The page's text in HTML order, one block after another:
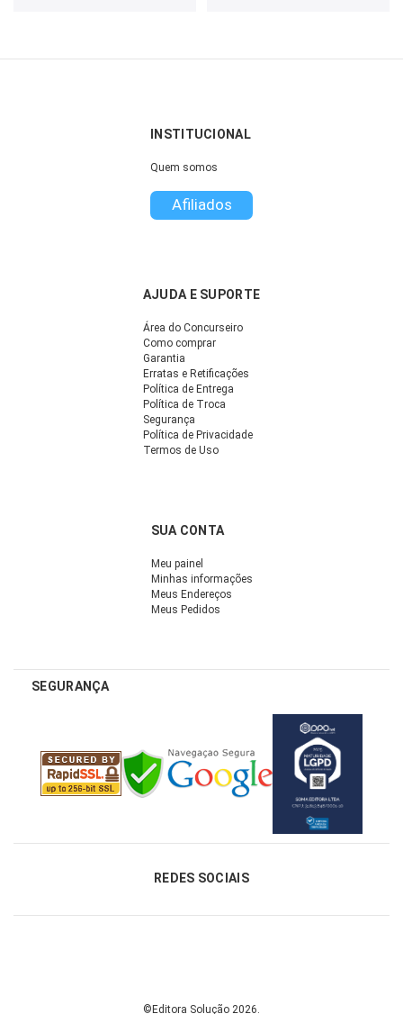
INSTITUCIONAL
Quem somos
Afiliados
AJUDA E SUPORTE
Área do Concurseiro
Como comprar
Garantia
Erratas e Retificações
Política de Entrega
Política de Troca
Segurança
Política de Privacidade
Termos de Uso
SUA CONTA
Meu painel
Minhas informações
Meus Endereços
Meus Pedidos
SEGURANÇA
REDES SOCIAIS
©Editora Solução 2026.